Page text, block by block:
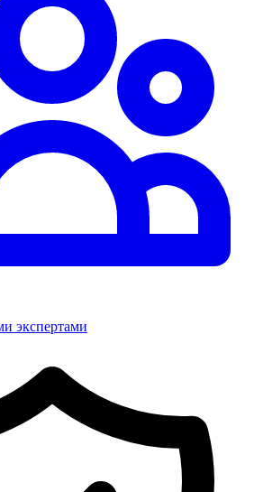
экспертами